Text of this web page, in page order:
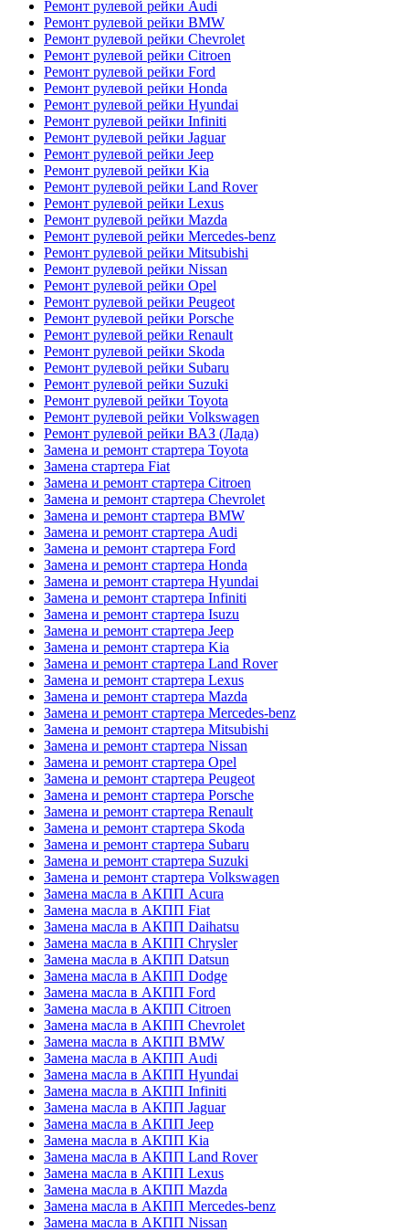
Ремонт рулевой рейки Audi
Ремонт рулевой рейки BMW
Ремонт рулевой рейки Chevrolet
Ремонт рулевой рейки Citroen
Ремонт рулевой рейки Ford
Ремонт рулевой рейки Honda
Ремонт рулевой рейки Hyundai
Ремонт рулевой рейки Infiniti
Ремонт рулевой рейки Jaguar
Ремонт рулевой рейки Jeep
Ремонт рулевой рейки Kia
Ремонт рулевой рейки Land Rover
Ремонт рулевой рейки Lexus
Ремонт рулевой рейки Mazda
Ремонт рулевой рейки Mercedes-benz
Ремонт рулевой рейки Mitsubishi
Ремонт рулевой рейки Nissan
Ремонт рулевой рейки Opel
Ремонт рулевой рейки Peugeot
Ремонт рулевой рейки Porsche
Ремонт рулевой рейки Renault
Ремонт рулевой рейки Skoda
Ремонт рулевой рейки Subaru
Ремонт рулевой рейки Suzuki
Ремонт рулевой рейки Toyota
Ремонт рулевой рейки Volkswagen
Ремонт рулевой рейки ВАЗ (Лада)
Замена и ремонт стартера Toyota
Замена стартера Fiat
Замена и ремонт стартера Citroen
Замена и ремонт стартера Chevrolet
Замена и ремонт стартера BMW
Замена и ремонт стартера Audi
Замена и ремонт стартера Ford
Замена и ремонт стартера Honda
Замена и ремонт стартера Hyundai
Замена и ремонт стартера Infiniti
Замена и ремонт стартера Isuzu
Замена и ремонт стартера Jeep
Замена и ремонт стартера Kia
Замена и ремонт стартера Land Rover
Замена и ремонт стартера Lexus
Замена и ремонт стартера Mazda
Замена и ремонт стартера Mercedes-benz
Замена и ремонт стартера Mitsubishi
Замена и ремонт стартера Nissan
Замена и ремонт стартера Opel
Замена и ремонт стартера Peugeot
Замена и ремонт стартера Porsche
Замена и ремонт стартера Renault
Замена и ремонт стартера Skoda
Замена и ремонт стартера Subaru
Замена и ремонт стартера Suzuki
Замена и ремонт стартера Volkswagen
Замена масла в АКПП Acura
Замена масла в АКПП Fiat
Замена масла в АКПП Daihatsu
Замена масла в АКПП Chrysler
Замена масла в АКПП Datsun
Замена масла в АКПП Dodge
Замена масла в АКПП Ford
Замена масла в АКПП Citroen
Замена масла в АКПП Chevrolet
Замена масла в АКПП BMW
Замена масла в АКПП Audi
Замена масла в АКПП Hyundai
Замена масла в АКПП Infiniti
Замена масла в АКПП Jaguar
Замена масла в АКПП Jeep
Замена масла в АКПП Kia
Замена масла в АКПП Land Rover
Замена масла в АКПП Lexus
Замена масла в АКПП Mazda
Замена масла в АКПП Mercedes-benz
Замена масла в АКПП Nissan